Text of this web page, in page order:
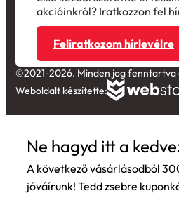
akcióinkról? Iratkozzon fel
Feliratkozom hírlevélre
©2021-2026. Minden jog fenntartva
Weboldalt készítette:
Ne hagyd itt a
A következő vásárlásodból
jóváírunk! Tedd zsebre